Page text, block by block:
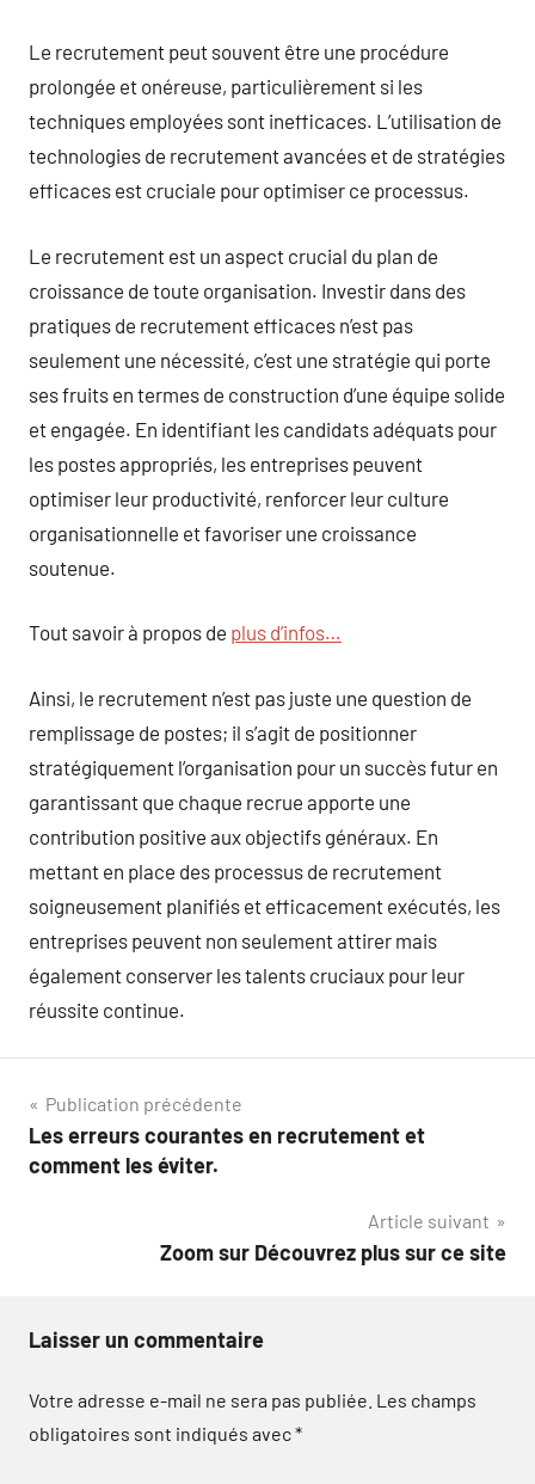
Le recrutement peut souvent être une procédure
prolongée et onéreuse, particulièrement si les
techniques employées sont inefficaces. L’utilisation de
technologies de recrutement avancées et de stratégies
efficaces est cruciale pour optimiser ce processus.
Le recrutement est un aspect crucial du plan de
croissance de toute organisation. Investir dans des
pratiques de recrutement efficaces n’est pas
seulement une nécessité, c’est une stratégie qui porte
ses fruits en termes de construction d’une équipe solide
et engagée. En identifiant les candidats adéquats pour
les postes appropriés, les entreprises peuvent
optimiser leur productivité, renforcer leur culture
organisationnelle et favoriser une croissance
soutenue.
Tout savoir à propos de plus d’infos…
Ainsi, le recrutement n’est pas juste une question de
remplissage de postes; il s’agit de positionner
stratégiquement l’organisation pour un succès futur en
garantissant que chaque recrue apporte une
contribution positive aux objectifs généraux. En
mettant en place des processus de recrutement
soigneusement planifiés et efficacement exécutés, les
entreprises peuvent non seulement attirer mais
également conserver les talents cruciaux pour leur
réussite continue.
Navigation
de
Publication précédente
Les erreurs courantes en recrutement et
comment les éviter.
Article suivant
Zoom sur Découvrez plus sur ce site
Laisser un commentaire
Votre adresse e-mail ne sera pas publiée. Les champs
obligatoires sont indiqués avec*